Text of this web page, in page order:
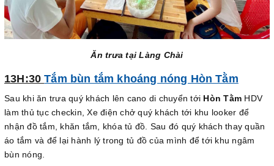
Ăn trưa tại Làng Chài
13H:30Tắm bùn tắm khoáng nóng Hòn Tằm
Sau khi ăn trưa quý khách lên cano di chuyển tới Hòn Tằm HDV
làm thủ tục checkin, Xe điện chở quý khách tới khu looker để
nhận đồ tắm, khăn tắm, khóa tủ đồ. Sau đó quý khách thay quần
áo tắm và để lại hành lý trong tủ đồ của mình để tới khu ngâm
bùn nóng.